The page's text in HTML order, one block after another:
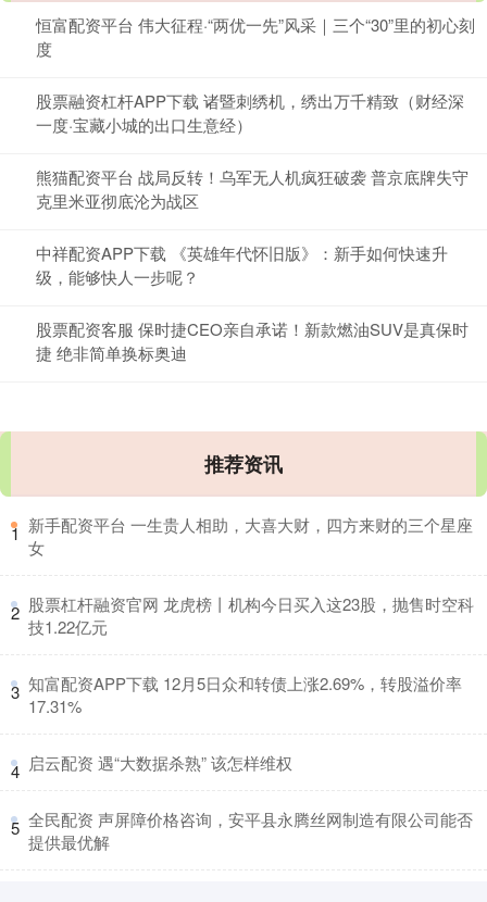
恒富配资平台 伟大征程·“两优一先”风采｜三个“30”里的初心刻
度
股票融资杠杆APP下载 诸暨刺绣机，绣出万千精致（财经深
一度·宝藏小城的出口生意经）
熊猫配资平台 战局反转！乌军无人机疯狂破袭 普京底牌失守
克里米亚彻底沦为战区
中祥配资APP下载 《英雄年代怀旧版》：新手如何快速升
级，能够快人一步呢？
股票配资客服 保时捷CEO亲自承诺！新款燃油SUV是真保时
捷 绝非简单换标奥迪
推荐资讯
1 ​新手配资平台 一生贵人相助，大喜大财，四方来财的三个星座
女
2 ​股票杠杆融资官网 龙虎榜丨机构今日买入这23股，抛售时空科
技1.22亿元
3 ​知富配资APP下载 12月5日众和转债上涨2.69%，转股溢价率
17.31%
4 ​启云配资 遇“大数据杀熟” 该怎样维权
5 ​全民配资 声屏障价格咨询，安平县永腾丝网制造有限公司能否
提供最优解